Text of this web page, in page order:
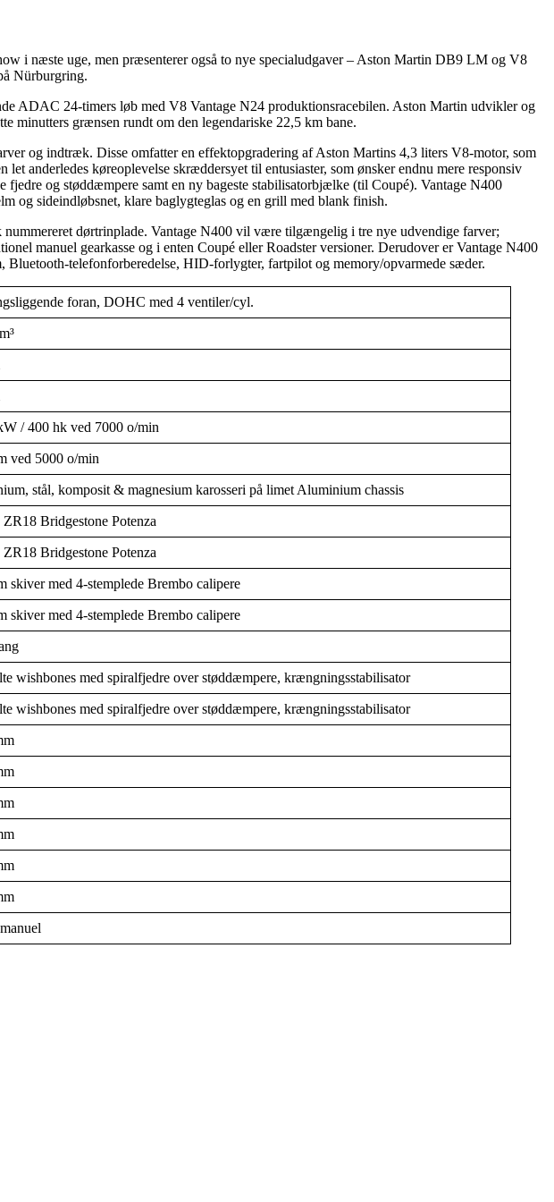
i næste uge, men præsenterer også to nye specialudgaver – Aston Martin DB9 LM og V8
Nürburgring.
ADAC 24-timers løb med V8 Vantage N24 produktionsracebilen. Aston Martin udvikler og
minutters grænsen rundt om den legendariske 22,5 km bane.
og indtræk. Disse omfatter en effektopgradering af Aston Martins 4,3 liters V8-motor, som
anderledes køreoplevelse skræddersyet til entusiaster, som ønsker endnu mere responsiv
og støddæmpere samt en ny bageste stabilisatorbjælke (til Coupé). Vantage N400
og sideindløbsnet, klare baglygteglas og en grill med blank finish.
dørtrinplade. Vantage N400 vil være tilgængelig i tre nye udvendige farver;
manuel gearkasse og i enten Coupé eller Roadster versioner. Derudover er Vantage N400
telefonforberedelse, HID-forlygter, fartpilot og memory/opvarmede sæder.
foran, DOHC med 4 ventiler/cyl.
/ 400 hk ved 7000 o/min
ved 5000 o/min
stål, komposit & magnesium karosseri på limet Aluminium chassis
ZR18 Bridgestone Potenza
ZR18 Bridgestone Potenza
skiver med 4-stemplede Brembo calipere
skiver med 4-stemplede Brembo calipere
wishbones med spiralfjedre over støddæmpere, krængningsstabilisator
wishbones med spiralfjedre over støddæmpere, krængningsstabilisator